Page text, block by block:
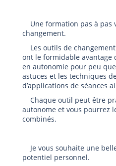
Une formation pas à pas
changement.
Les outils de
ont le formidable avantage
en autonomie pour peu que
astuces et les techniques
d’applications de séances
Chaque outil peut être
autonome et vous pourrez
combinés.
Je vous souhaite une
potentiel personnel.